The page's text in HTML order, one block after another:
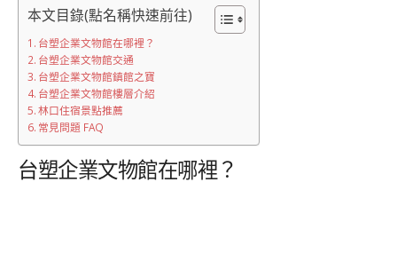
本文目錄(點名稱快速前往)
台塑企業文物館在哪裡？
台塑企業文物館交通
台塑企業文物館鎮館之寶
台塑企業文物館樓層介紹
林口住宿景點推薦
常見問題 FAQ
台塑企業文物館在哪裡？